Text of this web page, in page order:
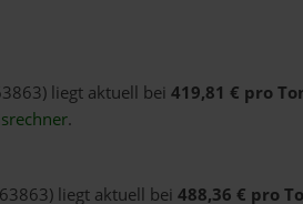
liegt aktuell bei 419,81 € pro
.
liegt aktuell bei 488,36 € pro